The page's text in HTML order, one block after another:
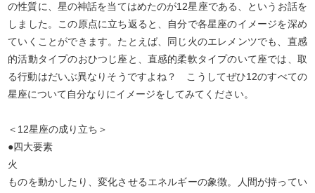
の性質に、星の神話を当てはめたのが12星座である、というお話を
しました。この原点に立ち返ると、自分で各星座のイメージを深め
ていくことができます。たとえば、同じ火のエレメンツでも、直感
的活動タイプのおひつじ座と、直感的柔軟タイプのいて座では、取
る行動はだいぶ異なりそうですよね？ こうしてぜひ12のすべての
星座について自分なりにイメージをしてみてください。
＜12星座の成り立ち＞
●四大要素
火
ものを動かしたり、変化させるエネルギーの象徴。人間が持ってい